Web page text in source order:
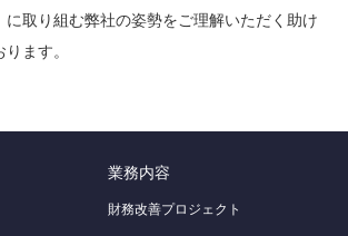
に取り組む弊社の姿勢をご理解いただく助け
ます。
業務内容
財務改善プロジェクト